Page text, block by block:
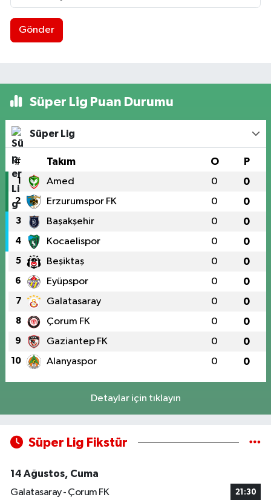
Gönder
Süper Lig Puan Durumu
Süper Lig
# Takım O P
1 Amed 0 0
2 Erzurumspor FK 0 0
3 Başakşehir 0 0
4 Kocaelispor 0 0
5 Beşiktaş 0 0
6 Eyüpspor 0 0
7 Galatasaray 0 0
8 Çorum FK 0 0
9 Gaziantep FK 0 0
10 Alanyaspor 0 0
Detaylar için tıklayın
Süper Lig Fikstür
14 Ağustos, Cuma
Galatasaray - Çorum FK
21:30